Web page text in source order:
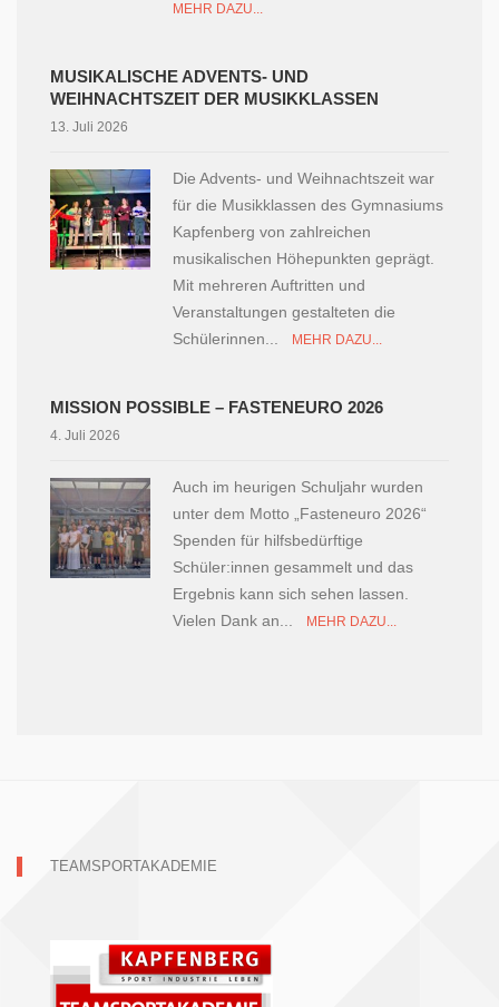
MEHR DAZU...
MUSIKALISCHE ADVENTS- UND
WEIHNACHTSZEIT DER MUSIKKLASSEN
13. Juli 2026
Die Advents- und Weihnachtszeit war
für die Musikklassen des Gymnasiums
Kapfenberg von zahlreichen
musikalischen Höhepunkten geprägt.
Mit mehreren Auftritten und
Veranstaltungen gestalteten die
Schülerinnen...
MEHR DAZU...
MISSION POSSIBLE – FASTENEURO 2026
4. Juli 2026
Auch im heurigen Schuljahr wurden
unter dem Motto „Fasteneuro 2026“
Spenden für hilfsbedürftige
Schüler:innen gesammelt und das
Ergebnis kann sich sehen lassen.
Vielen Dank an...
MEHR DAZU...
TEAMSPORTAKADEMIE